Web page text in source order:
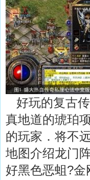
好玩的复古
真地道的琥珀
的玩家．将不
地图介绍龙门
好黑色恶蛆?